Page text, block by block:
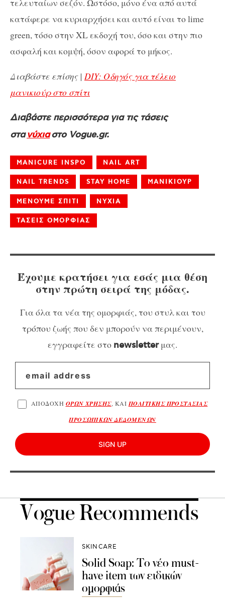
τελευταίων σεζόν. Ωστόσο, μόνο ένα από αυτά
κατάφερε να κυριαρχήσει και αυτό είναι το lime
green, τόσο στην XL εκδοχή του, όσο και στην πιο
ασφαλή και κομψή, όσον αφορά το μήκος.
Διαβάστε επίσης | DIY: Οδηγός για τέλειο
μανικιούρ στο σπίτι
Διαβάστε περισσότερα για τις τάσεις
στανύχιαστο Vogue.gr.
MANICURE INSPO NAIL ART
NAIL TRENDS STAY HOME ΜΑΝΙΚΙΟΥΡ
ΜΕΝΟΥΜΕ ΣΠΙΤΙ ΝΥΧΙΑ
ΤΑΣΕΙΣ ΟΜΟΡΦΙΑΣ
Έχουμε κρατήσει για εσάς μια θέση
στην πρώτη σειρά της μόδας.
Για όλα τα νέα της ομορφιάς, του στυλ και του
τρόπου ζωής που δεν μπορούν να περιμένουν,
εγγραφείτε στο newsletterμας.
ΑΠΟΔΟΧΗ ΟΡΩΝ ΧΡΗΣΗΣ, ΚΑΙ ΠΟΛΙΤΙΚΗΣ ΠΡΟΣΤΑΣΙΑΣ
ΠΡΟΣΩΠΙΚΩΝ ΔΕΔΟΜΕΝΩΝ
SIGN UP
Vogue Recommends
SKINCARE
Solid Soap: Το νέο must-
have item των ειδικών
ομορφιάς